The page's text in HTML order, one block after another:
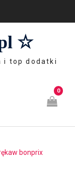
☆
i top dodatki
0
bonprix